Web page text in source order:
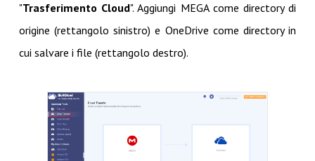
"Trasferimento Cloud". Aggiungi MEGA come directory di
origine (rettangolo sinistro) e OneDrive come directory in
cui salvare i file (rettangolo destro).